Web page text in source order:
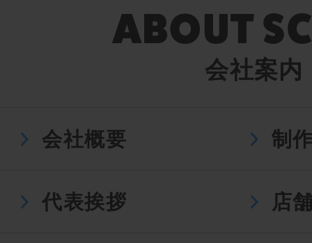
会社案内
会社概要 制
代表挨拶 店